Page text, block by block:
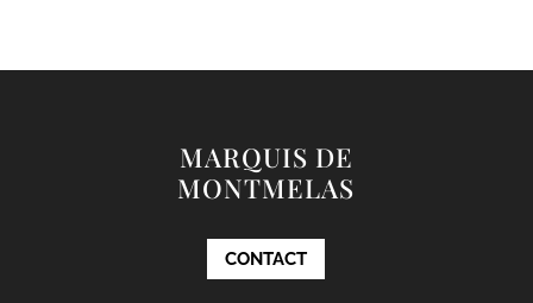
MARQUIS DE
MONTMELAS
CONTACT